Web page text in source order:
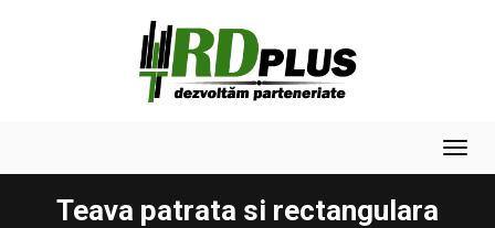
Teava patrata si rectangulara